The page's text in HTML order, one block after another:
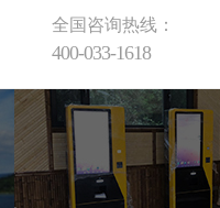
全国咨询热线：
400-033-1618